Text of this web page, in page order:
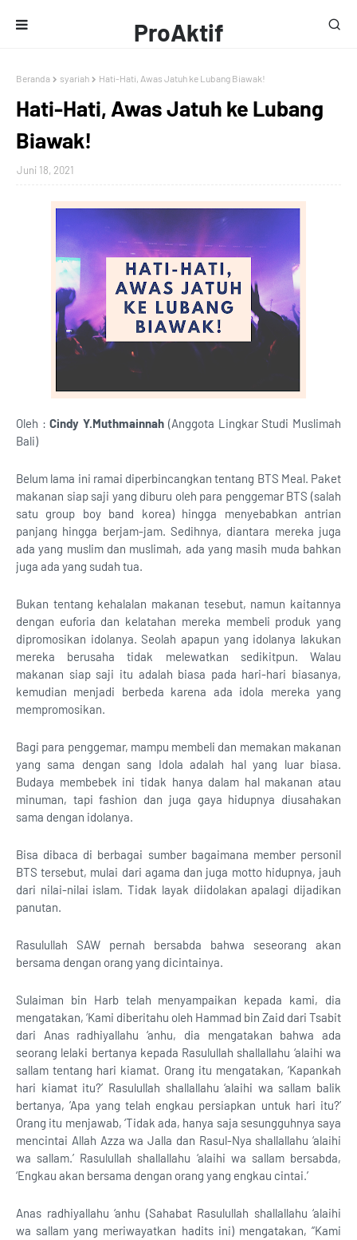
ProAktif
Media
Beranda syariah Hati-Hati, Awas Jatuh ke Lubang Biawak!
Hati-Hati, Awas Jatuh ke Lubang
Biawak!
Juni 18, 2021
Oleh :Cindy Y.Muthmainnah (Anggota Lingkar Studi Muslimah
Bali)
Belum lama ini ramai diperbincangkan tentang BTS Meal. Paket
makanan siap saji yang diburu oleh para penggemar BTS (salah
satu group boy band korea) hingga menyebabkan antrian
panjang hingga berjam-jam. Sedihnya, diantara mereka juga
ada yang muslim dan muslimah, ada yang masih muda bahkan
juga ada yang sudah tua.
Bukan tentang kehalalan makanan tesebut, namun kaitannya
dengan euforia dan kelatahan mereka membeli produk yang
dipromosikan idolanya. Seolah apapun yang idolanya lakukan
mereka berusaha tidak melewatkan sedikitpun. Walau
makanan siap saji itu adalah biasa pada hari-hari biasanya,
kemudian menjadi berbeda karena ada idola mereka yang
mempromosikan.
Bagi para penggemar, mampu membeli dan memakan makanan
yang sama dengan sang Idola adalah hal yang luar biasa.
Budaya membebek ini tidak hanya dalam hal makanan atau
minuman, tapi fashion dan juga gaya hidupnya diusahakan
sama dengan idolanya.
Bisa dibaca di berbagai sumber bagaimana member personil
BTS tersebut, mulai dari agama dan juga motto hidupnya, jauh
dari nilai-nilai islam. Tidak layak diidolakan apalagi dijadikan
panutan.
Rasulullah SAW pernah bersabda bahwa seseorang akan
bersama dengan orang yang dicintainya.
Sulaiman bin Harb telah menyampaikan kepada kami, dia
mengatakan, ‘Kami diberitahu oleh Hammad bin Zaid dari Tsabit
dari Anas radhiyallahu ‘anhu, dia mengatakan bahwa ada
seorang lelaki bertanya kepada Rasulullah shallallahu ‘alaihi wa
sallam tentang hari kiamat. Orang itu mengatakan, ‘Kapankah
hari kiamat itu?’ Rasulullah shallallahu ‘alaihi wa sallam balik
bertanya, ’Apa yang telah engkau persiapkan untuk hari itu?’
Orang itu menjawab, ‘Tidak ada, hanya saja sesungguhnya saya
mencintai Allah Azza wa Jalla dan Rasul-Nya shallallahu ‘alaihi
wa sallam.’ Rasulullah shallallahu ‘alaihi wa sallam bersabda,
‘Engkau akan bersama dengan orang yang engkau cintai.’
Anas radhiyallahu ‘anhu (Sahabat Rasulullah shallallahu ‘alaihi
wa sallam yang meriwayatkan hadits ini) mengatakan, “Kami